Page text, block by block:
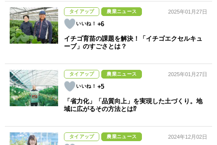
タイアップ 農業ニュース
+6
2025年01月27日
イチゴ育苗の課題を解決！「イチゴエクセルキュ
ーブ」のすごさとは？
タイアップ 農業ニュース
+5
2025年01月27日
「省力化」「品質向上」を実現した土づくり。地
域に広がるその方法とは⁉︎
タイアップ 農業ニュース 2024年12月02日